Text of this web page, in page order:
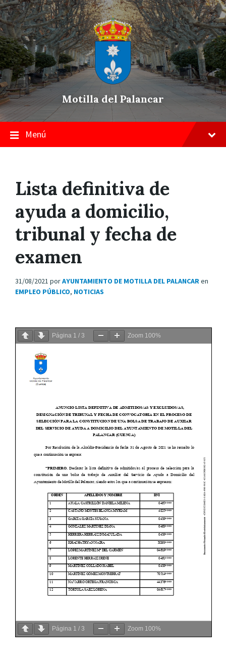
Skip
to
content
Saltar
a
la
navegación
principal
Saltar
a
pie
de
página
Motilla del Palancar
Menú
Lista definitiva de
ayuda a domicilio,
tribunal y fecha de
examen
31/08/2021 porAYUNTAMIENTO DE MOTILLA DEL PALANCARen
EMPLEO PÚBLICO, NOTICIAS
Página 1 / 3 Zoom 100%
Página 1 / 3 Zoom 100%